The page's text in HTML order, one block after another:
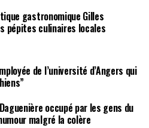
gastronomique Gilles
pépites culinaires locales
de l’université d’Angers qui
occupé par les gens du
malgré la colère